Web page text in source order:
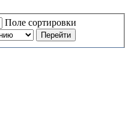
Поле сортировки